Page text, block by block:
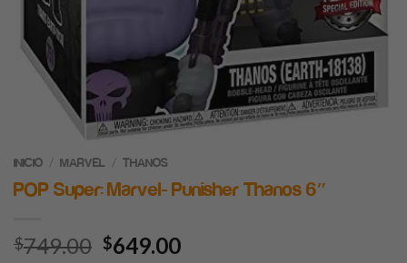
INICIO / MARVEL / THANOS
POP Super: Marvel- Punisher Thanos 6″
$749.00 $649.00